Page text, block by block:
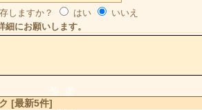
しますか？ はい
いいえ
にお願いします。
[最新5件]